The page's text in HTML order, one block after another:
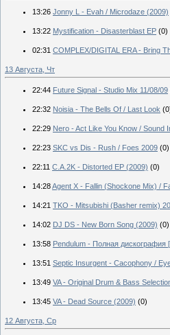
13:26 Jonny L - Evah / Microdaze (2009)
13:22 Mystification - Disasterblast EP (0)
02:31 COMPLEX/DIGITAL ERA - Bring
13 Августа, Чт
22:44 Future Signal - Studio Mix 11/08/09
22:32 Noisia - The Bells Of / Last Look
22:29 Nero - Act Like You Know / Sound
22:23 SKC vs Dis - Rush / Foes 2009 (0)
22:11 C.A.2K - Distorted EP (2009) (0)
14:28Agent X - Fallin (Shockone Mix) /
14:21 TKO - Mitsubishi (Basher remix)
14:02 DJ DS - New Born Song (2009) (0)
13:58 Pendulum - Полная дискография
13:51 Septic Insurgent - Cacophony /
13:49 VA - Original Drum & Bass
13:45 VA - Dead Source (2009) (0)
12 Августа, Ср